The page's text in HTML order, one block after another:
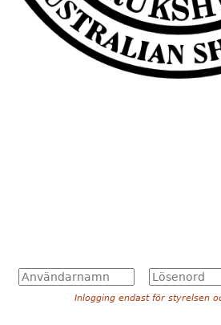
A
n
L
ö
s
Inlogging endast för styrelsen